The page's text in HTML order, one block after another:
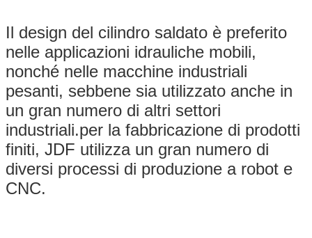
Il design del cilindro saldato è preferito
nelle applicazioni idrauliche mobili,
nonché nelle macchine industriali
pesanti, sebbene sia utilizzato anche in
un gran numero di altri settori
industriali.per la fabbricazione di prodotti
finiti, JDF utilizza un gran numero di
diversi processi di produzione a robot e
CNC.